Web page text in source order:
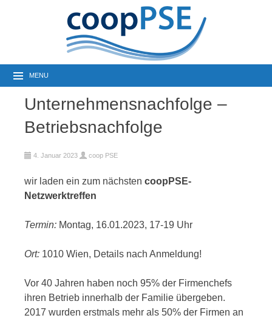
MENU
Unternehmensnachfolge –
Betriebsnachfolge
4. Januar 2023 coop PSE
wir laden ein zum nächsten coopPSE-
Netzwerktreffen
Termin: Montag, 16.01.2023, 17-19 Uhr
Ort: 1010 Wien, Details nach Anmeldung!
Vor 40 Jahren haben noch 95% der Firmenchefs
ihren Betrieb innerhalb der Familie übergeben.
2017 wurden erstmals mehr als 50% der Firmen an